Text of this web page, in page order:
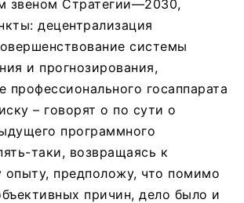
звеном Стратегии—2030,
децентрализация
системы
и прогнозирования,
профессионального госаппарата
– говорят о по сути о
программного
таки, возвращаясь к
опыту, предположу, что помимо
причин, дело было и